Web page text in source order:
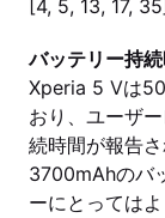
[4, 5, 13, 17, 35]
バッテリー持
Xperia 5 Vは
おり、ユーザ
続時間が報告
3700mAhのバ
ーにとっては